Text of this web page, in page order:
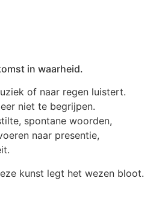
in waarheid.
of naar regen luistert.
niet te begrijpen.
spontane woorden,
naar presentie,
kunst legt het wezen bloot.